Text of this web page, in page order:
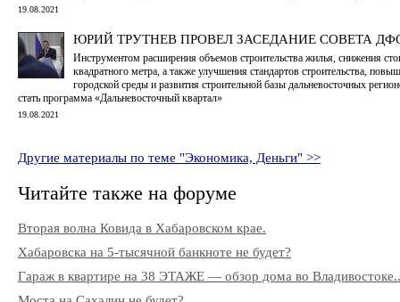
19.08.2021
ЮРИЙ ТРУТНЕВ ПРОВЕЛ ЗАСЕДАНИЕ СОВЕТА
Инструментом расширения объемов строительства жилья, снижения
квадратного метра, а также улучшения стандартов строительства,
городской среды и развития строительной базы дальневосточных
стать программа «Дальневосточный квартал»
19.08.2021
Другие материалы по теме "Экономика, Деньги" >>
Читайте также на форуме
Вторая волна Ковида в Хабаровском крае.
Хабаровска на 5-тысячной банкноте не будет?
Гараж в квартире на 38 ЭТАЖЕ — обзор дома во